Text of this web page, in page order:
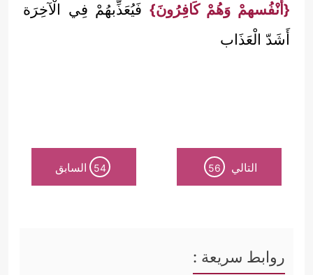
{أَنْفُسهمْ وَهُمْ كَافِرُونَ} فَيُعَذِّبهُمْ فِي الْآخِرَة
أَشَدّ الْعَذَاب
التالي 56
54 السابق
روابط سريعة :